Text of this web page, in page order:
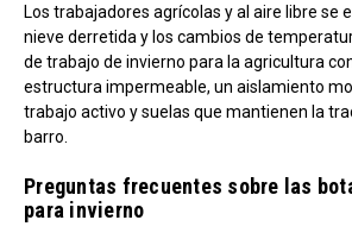
Los trabajadores agrícolas y al aire libre se
nieve derretida y los cambios de
de trabajo de invierno para la agricultura
estructura impermeable, un aislamiento
trabajo activo y suelas que mantienen la
barro.
Preguntas frecuentes sobre las
para invierno